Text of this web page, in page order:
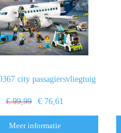
city passagiersvliegtuig
€ 99,99 € 76,61
Meer informatie